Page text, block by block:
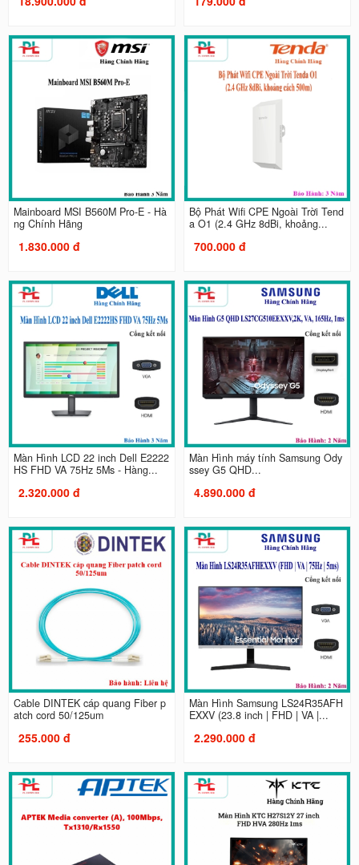
Mainboard MSI B560M Pro-E - Hà
ng Chính Hãng
1.830.000 đ
Bộ Phát Wifi CPE Ngoài Trời Tend
a O1 (2.4 GHz 8dBi, khoảng...
700.000 đ
Màn Hình LCD 22 inch Dell E2222
HS FHD VA 75Hz 5Ms - Hàng...
2.320.000 đ
Màn Hình máy tính Samsung Ody
ssey G5 QHD...
4.890.000 đ
Cable DINTEK cáp quang Fiber p
atch cord 50/125um
255.000 đ
Màn Hình Samsung LS24R35AFH
EXXV (23.8 inch | FHD | VA |...
2.290.000 đ